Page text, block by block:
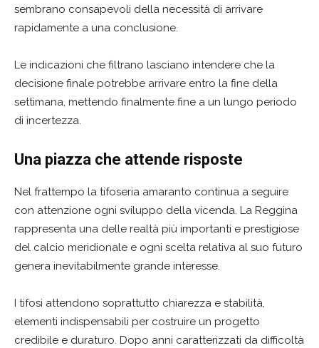
sembrano consapevoli della necessità di arrivare
rapidamente a una conclusione.
Le indicazioni che filtrano lasciano intendere che la
decisione finale potrebbe arrivare entro la fine della
settimana, mettendo finalmente fine a un lungo periodo
di incertezza.
Una piazza che attende risposte
Nel frattempo la tifoseria amaranto continua a seguire
con attenzione ogni sviluppo della vicenda. La Reggina
rappresenta una delle realtà più importanti e prestigiose
del calcio meridionale e ogni scelta relativa al suo futuro
genera inevitabilmente grande interesse.
I tifosi attendono soprattutto chiarezza e stabilità,
elementi indispensabili per costruire un progetto
credibile e duraturo. Dopo anni caratterizzati da difficoltà